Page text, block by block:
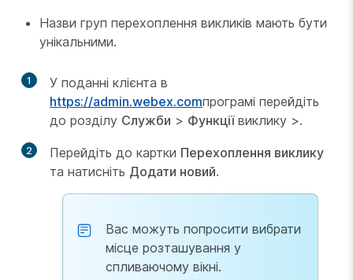
Назви груп перехоплення викликів мають бути
унікальними.
1
У поданні клієнта в
https://admin.webex.comпрограмі перейдіть
до розділу Служби > Функціївиклику >.
2 Перейдіть до картки Перехоплення виклику
та натисніть Додати новий.
Вас можуть попросити вибрати
місце розташування у
спливаючому вікні.